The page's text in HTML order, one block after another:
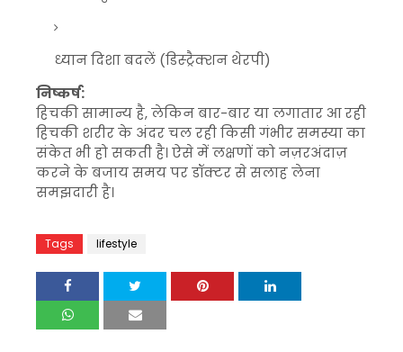
ध्यान दिशा बदलें (डिस्ट्रैक्शन थेरपी)
निष्कर्ष:
हिचकी सामान्य है, लेकिन बार-बार या लगातार आ रही
हिचकी शरीर के अंदर चल रही किसी गंभीर समस्या का
संकेत भी हो सकती है। ऐसे में लक्षणों को नज़रअंदाज़
करने के बजाय समय पर डॉक्टर से सलाह लेना
समझदारी है।
Tags lifestyle